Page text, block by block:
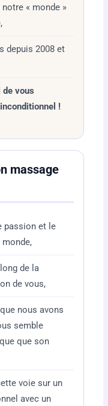
« monde »
depuis 2008 et
de vous
!
massage
passion et le
de la
de vous,
nous avons
semble
que son
voie sur un
avec un